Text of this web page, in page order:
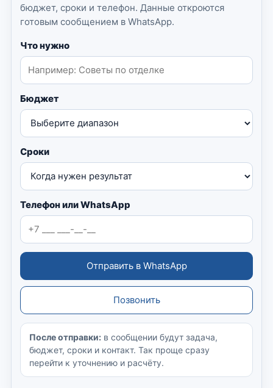
бюджет, сроки и телефон. Данные откроются
готовым сообщением в WhatsApp.
Что нужно
Бюджет
Сроки
Телефон или WhatsApp
Отправить в WhatsApp
Позвонить
После отправки: в сообщении будут задача,
бюджет, сроки и контакт. Так проще сразу
перейти к уточнению и расчёту.